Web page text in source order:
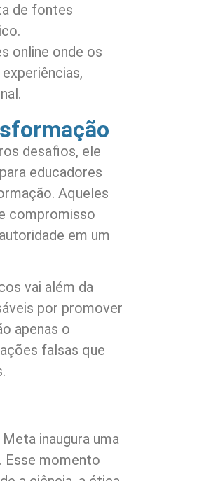
de fontes
online onde os
desafios, ele
educadores
Aqueles
compromisso
em um
vai além da
por promover
apenas o
falsas que
inaugura uma
Esse momento